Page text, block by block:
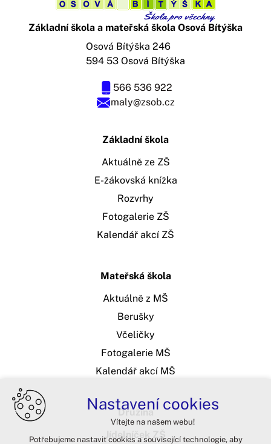
Základní škola a mateřská škola Osová Bítýška
maly@zsob.cz
566 536 922
Osová Bítýška 246
594 53 Osová Bítýška
Základní škola
Aktuálně ze ZŠ
E-žákovská knížka
Rozvrhy
Fotogalerie ZŠ
Kalendář akcí ZŠ
Mateřská škola
Aktuálně z MŠ
Berušky
Včeličky
Fotogalerie MŠ
Kalendář akcí MŠ
Družina
Jídelníček ZŠ
Nastavení cookies
Vítejte na našem webu!
Potřebujeme nastavit cookies a související technologie, aby